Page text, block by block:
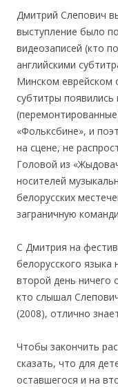
Дмитрий Слепович
выступление было
видеозаписей (кто
английскими
Минском еврейском
субтитры
«Фольксбине», и
на сцене, не
Головой из
носителей
белорусских
заграничную
С Дмитрия на
белорусского языка
второй день ничего
кто слышал
(2008), отлично
Чтобы закончить
сказать, что для
оставшегося и на